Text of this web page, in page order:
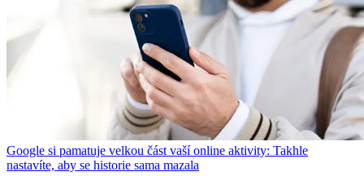
Google si pamatuje velkou část vaší online aktivity: Takhle
nastavíte, aby se historie sama mazala